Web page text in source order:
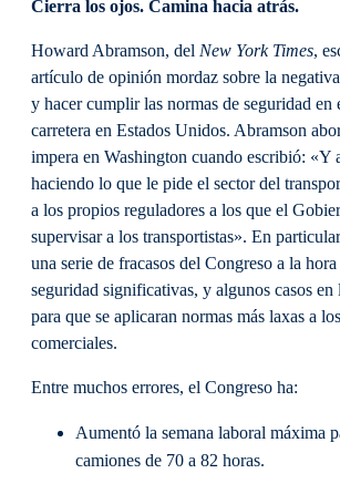
Cierra los ojos. Camina hacia atrás.
Howard Abramson, del New York Times,
artículo de opinión mordaz sobre la
y hacer cumplir las normas de seguridad en
carretera en Estados Unidos. Abramson
impera en Washington cuando escribió: «Y
haciendo lo que le pide el sector del
a los propios reguladores a los que el
supervisar a los transportistas». En
una serie de fracasos del Congreso a la
seguridad significativas, y algunos casos
para que se aplicaran normas más laxas a
comerciales.
Entre muchos errores, el Congreso ha:
Aumentó la semana laboral máxima
camiones de 70 a 82 horas.